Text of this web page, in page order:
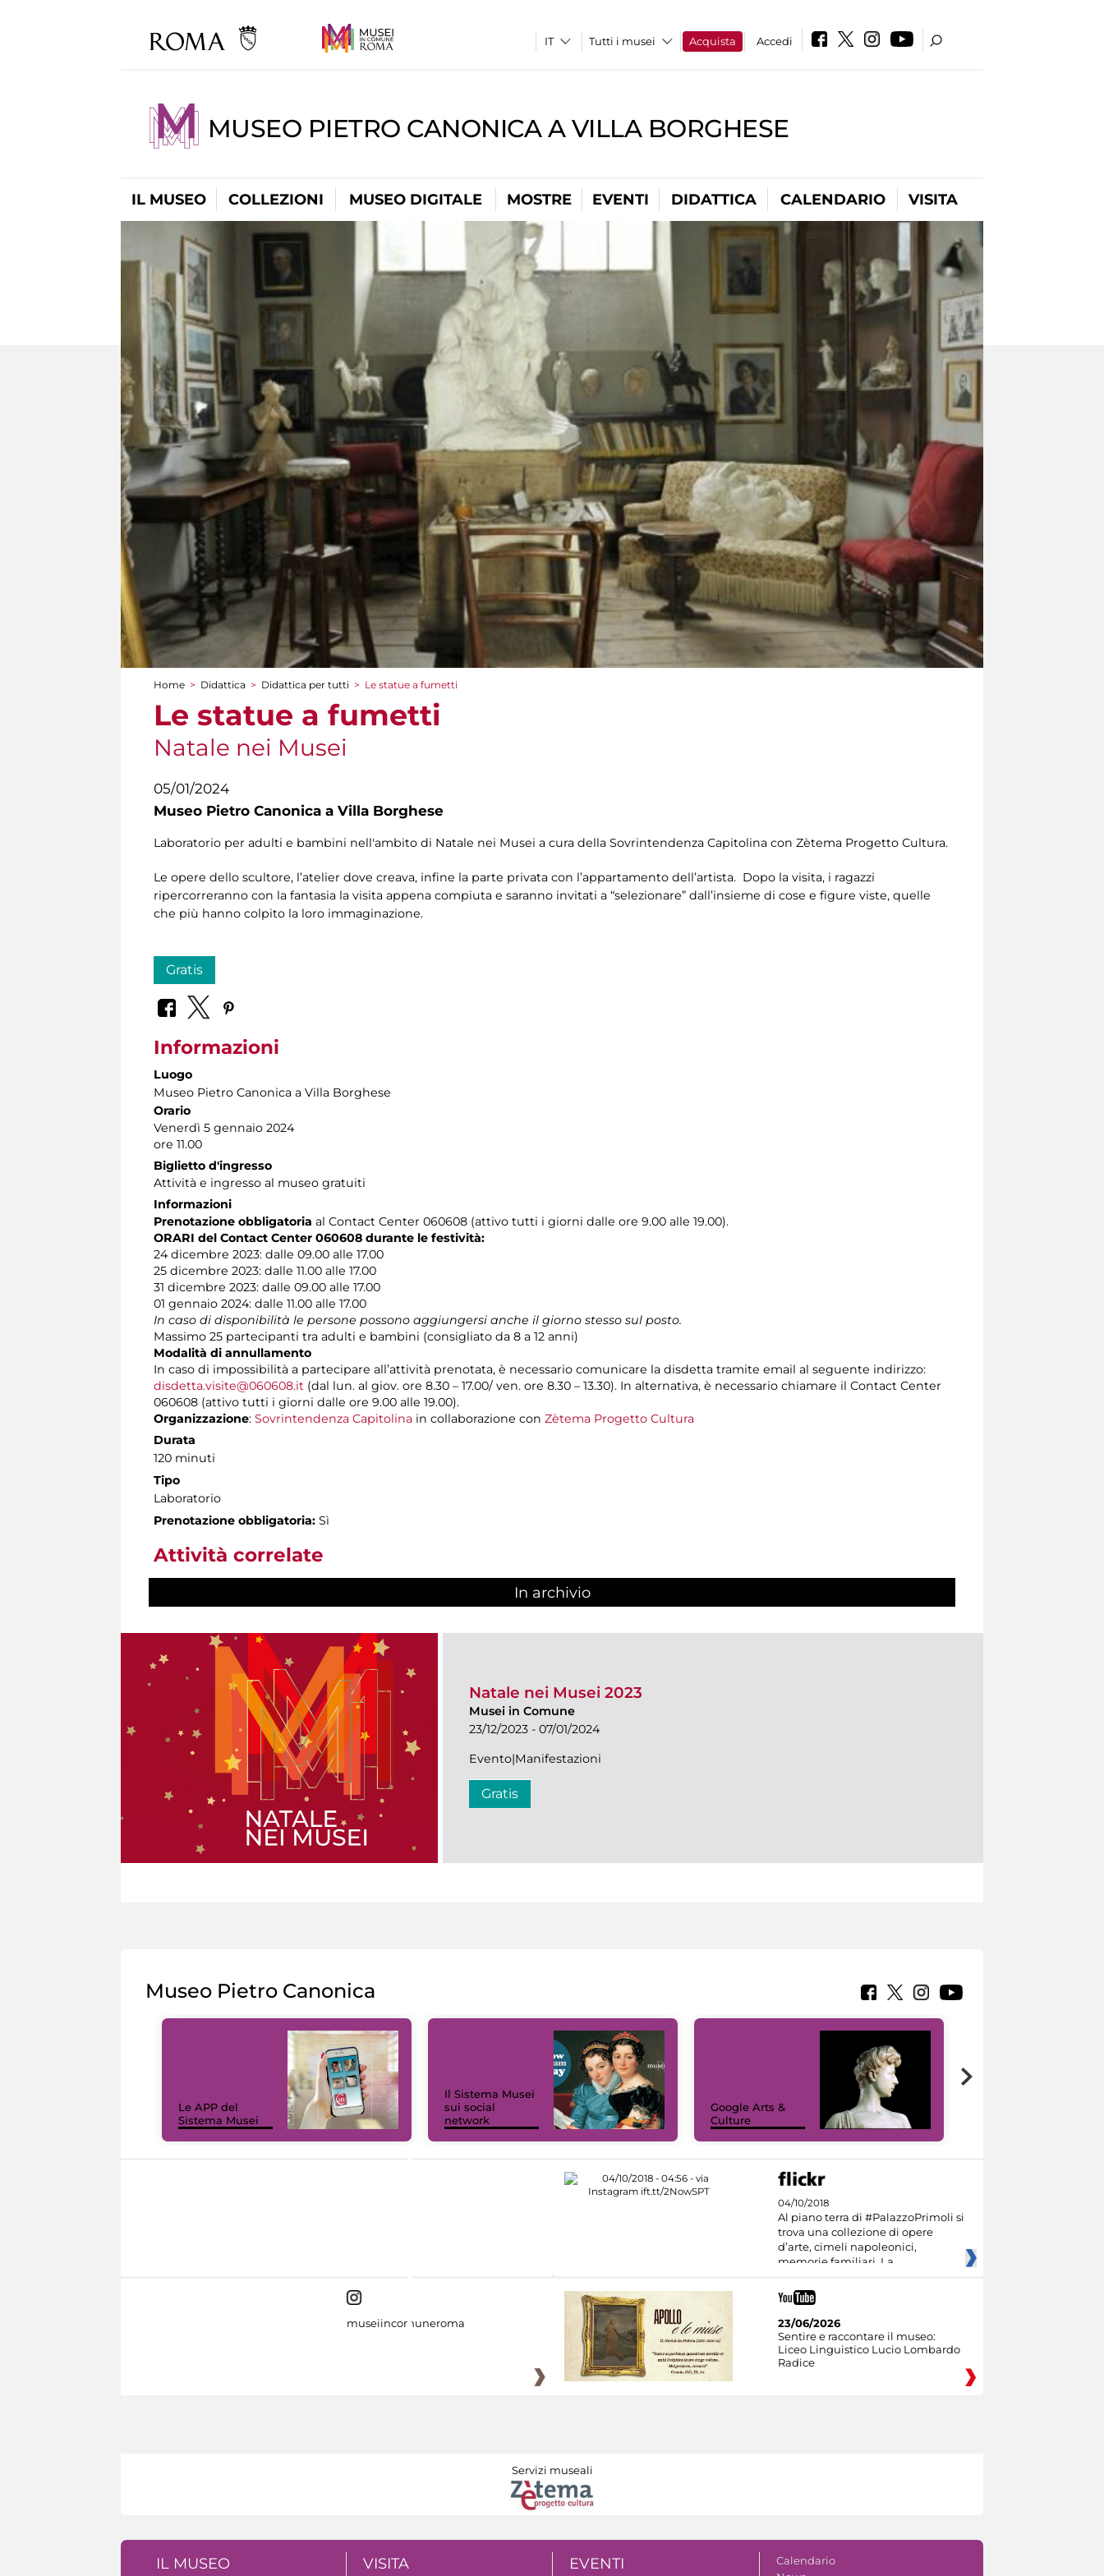
Tutti i musei Acquista Accedi
MUSEO PIETRO CANONICA A VILLA BORGHESE
IL MUSEO COLLEZIONI MUSEO DIGITALE MOSTRE EVENTI DIDATTICA CALENDARIO VISITA
Tu sei qui
Home > Didattica > Didattica per tutti > Le statue a fumetti
Le statue a fumetti
Natale nei Musei
05/01/2024
Museo Pietro Canonica a Villa Borghese
Laboratorio per adulti e bambini nell'ambito di Natale nei Musei a cura della Sovrintendenza Capitolina con Zètema Progetto Cultura.
Le opere dello scultore, l’atelier dove creava, infine la parte privata con l’appartamento dell’artista. Dopo la visita, i ragazzi
ripercorreranno con la fantasia la visita appena compiuta e saranno invitati a “selezionare” dall’insieme di cose e figure viste, quelle
che più hanno colpito la loro immaginazione.
Gratis
Informazioni
Luogo
Museo Pietro Canonica a Villa Borghese
Orario
Venerdì 5 gennaio 2024
ore 11.00
Biglietto d'ingresso
Attività e ingresso al museo gratuiti
Informazioni
Prenotazione obbligatoria al Contact Center 060608 (attivo tutti i giorni dalle ore 9.00 alle 19.00).
ORARI del Contact Center 060608 durante le festività:
24 dicembre 2023: dalle 09.00 alle 17.00
25 dicembre 2023: dalle 11.00 alle 17.00
31 dicembre 2023: dalle 09.00 alle 17.00
01 gennaio 2024: dalle 11.00 alle 17.00
In caso di disponibilità le persone possono aggiungersi anche il giorno stesso sul posto.
Massimo 25 partecipanti tra adulti e bambini (consigliato da 8 a 12 anni)
Modalità di annullamento
In caso di impossibilità a partecipare all’attività prenotata, è necessario comunicare la disdetta tramite email al seguente indirizzo:
disdetta.visite@060608.it (dal lun. al giov. ore 8.30 – 17.00/ ven. ore 8.30 – 13.30). In alternativa, è necessario chiamare il Contact Center
060608 (attivo tutti i giorni dalle ore 9.00 alle 19.00).
Organizzazione: Sovrintendenza Capitolina in collaborazione con Zètema Progetto Cultura
Durata
120 minuti
Tipo
Laboratorio
Prenotazione obbligatoria: Sì
Attività correlate
In archivio
Natale nei Musei 2023
Musei in Comune
23/12/2023 - 07/01/2024
Evento|Manifestazioni
Gratis
Museo Pietro Canonica
Le APP del
Sistema Musei
Il Sistema Musei
sui social
network
Google Arts &
Culture
04/10/2018
Al piano terra di #PalazzoPrimoli si
trova una collezione di opere
d’arte, cimeli napoleonici,
memorie familiari. La
museiincomuneroma
23/06/2026
Sentire e raccontare il museo:
Liceo Linguistico Lucio Lombardo
Radice
Servizi museali
IL MUSEO VISITA EVENTI
Calendario